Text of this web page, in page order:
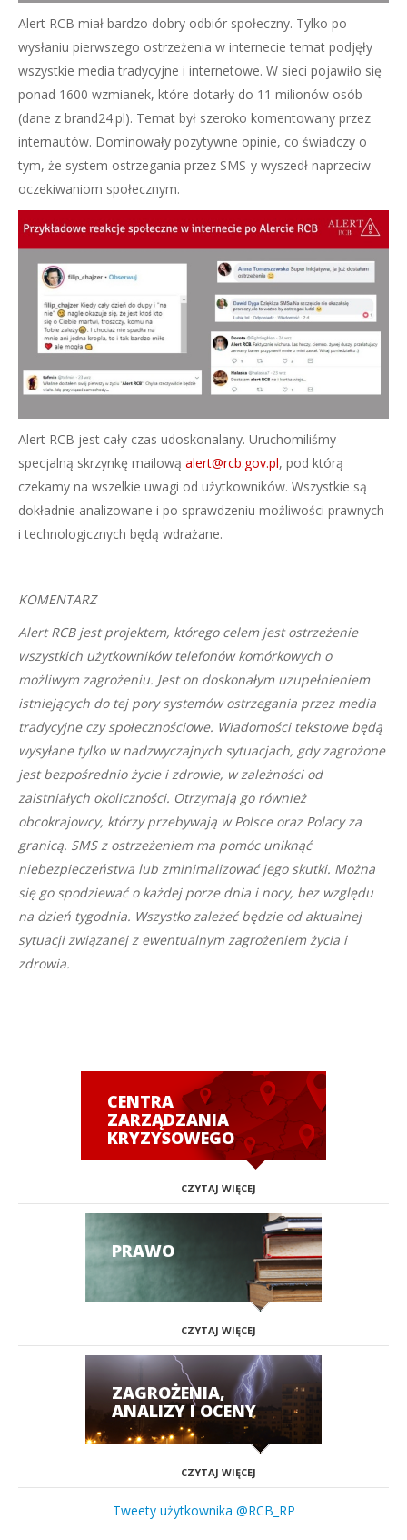
Alert RCB miał bardzo dobry odbiór społeczny. Tylko po
wysłaniu pierwszego ostrzeżenia w internecie temat podjęły
wszystkie media tradycyjne i internetowe. W sieci pojawiło się
ponad 1600 wzmianek, które dotarły do 11 milionów osób
(dane z brand24.pl). Temat był szeroko komentowany przez
internautów. Dominowały pozytywne opinie, co świadczy o
tym, że system ostrzegania przez SMS-y wyszedł naprzeciw
oczekiwaniom społecznym.
Alert RCB jest cały czas udoskonalany. Uruchomiliśmy
specjalną skrzynkę mailową alert@rcb.gov.pl, pod którą
czekamy na wszelkie uwagi od użytkowników. Wszystkie są
dokładnie analizowane i po sprawdzeniu możliwości prawnych
i technologicznych będą wdrażane.
KOMENTARZ
Alert RCB jest projektem, którego celem jest ostrzeżenie
wszystkich użytkowników telefonów komórkowych o
możliwym zagrożeniu. Jest on doskonałym uzupełnieniem
istniejących do tej pory systemów ostrzegania przez media
tradycyjne czy społecznościowe. Wiadomości tekstowe będą
wysyłane tylko w nadzwyczajnych sytuacjach, gdy zagrożone
jest bezpośrednio życie i zdrowie, w zależności od
zaistniałych okoliczności. Otrzymają go również
obcokrajowcy, którzy przebywają w Polsce oraz Polacy za
granicą. SMS z ostrzeżeniem ma pomóc uniknąć
niebezpieczeństwa lub zminimalizować jego skutki. Można
się go spodziewać o każdej porze dnia i nocy, bez względu
na dzień tygodnia. Wszystko zależeć będzie od aktualnej
sytuacji związanej z ewentualnym zagrożeniem życia i
zdrowia.
CENTRA
ZARZĄDZANIA
KRYZYSOWEGO
CZYTAJ WIĘCEJ
PRAWO
CZYTAJ WIĘCEJ
ZAGROŻENIA,
ANALIZY I OCENY
CZYTAJ WIĘCEJ
Tweety użytkownika @RCB_RP